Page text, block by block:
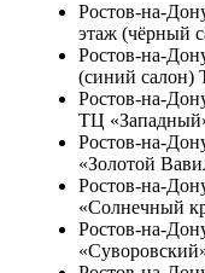
Ростов-на-
этаж (чёрный
Ростов-на-
(синий
Ростов-на-
ТЦ
Ростов-на-
«Золотой
Ростов-на-
«Солнечный
Ростов-на-